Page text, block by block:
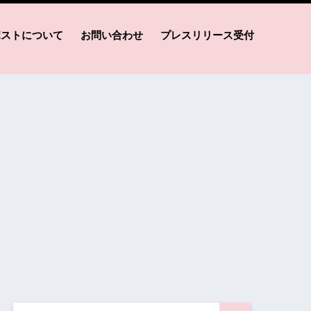
トについて お問い合わせ プレスリリース受付